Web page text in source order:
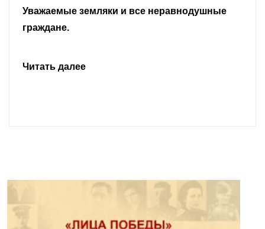
Уважаемые земляки и все неравнодушные
граждане.
Читать далее